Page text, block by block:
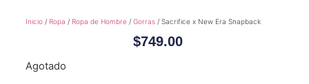
Inicio/ Ropa / Ropa de Hombre/ Gorras/ Sacrifice x New Era Snapback
$749.00
Agotado